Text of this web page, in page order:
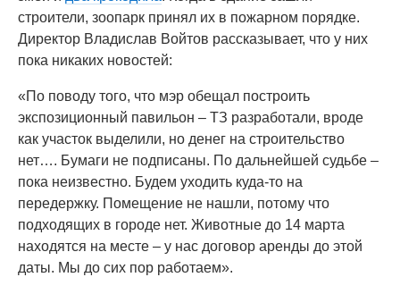
строители, зоопарк принял их в пожарном порядке.
Директор Владислав Войтов рассказывает, что у них
пока никаких новостей:
«По поводу того, что мэр обещал построить
экспозиционный павильон – ТЗ разработали, вроде
как участок выделили, но денег на строительство
нет…. Бумаги не подписаны. По дальнейшей судьбе –
пока неизвестно. Будем уходить куда-то на
передержку. Помещение не нашли, потому что
подходящих в городе нет. Животные до 14 марта
находятся на месте – у нас договор аренды до этой
даты. Мы до сих пор работаем».